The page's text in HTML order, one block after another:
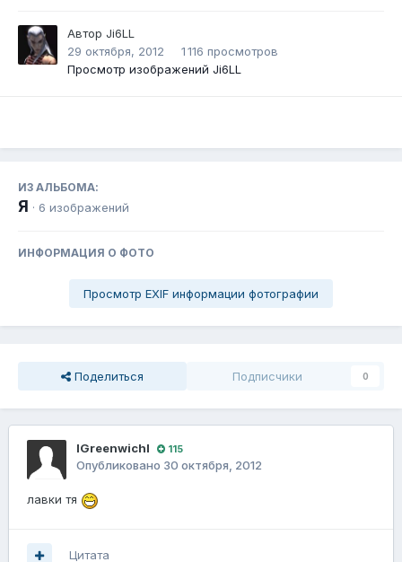
Автор Ji6LL
29 октября, 2012
1 116 просмотров
Просмотр изображений Ji6LL
ИЗ АЛЬБОМА:
Я · 6 изображений
ИНФОРМАЦИЯ О ФОТО
Просмотр EXIF информации фотографии
Поделиться Подписчики 0
lGreenwichl 115
Опубликовано 30 октября, 2012
лавки тя
Цитата